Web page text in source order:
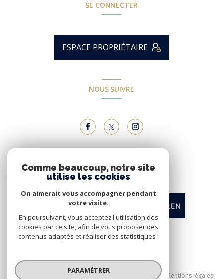
SE CONNECTER
ESPACE PROPRIÉTAIRE
NOUS SUIVRE
NOUS ADHÉRONS
© 2026 | Tous droits réservés
Nos honoraires
Nos partenaires Mentions légales
Comme beaucoup, notre site
utilise les cookies
On aimerait vous accompagner pendant
votre visite.
En poursuivant, vous acceptez l'utilisation des
cookies par ce site, afin de vous proposer des
contenus adaptés et réaliser des statistiques !
PARAMÉTRER